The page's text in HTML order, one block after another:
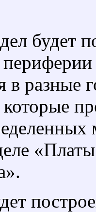
будет
в разные
«Платы